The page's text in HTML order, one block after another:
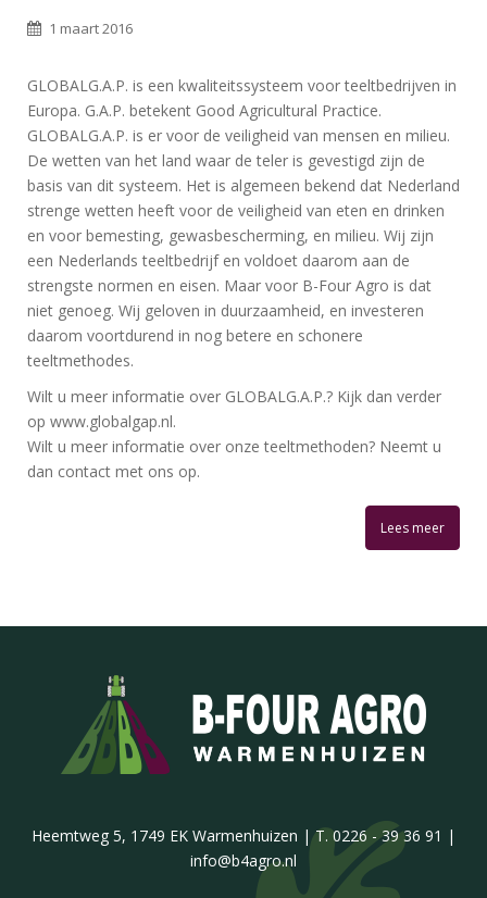
1 maart 2016
GLOBALG.A.P. is een kwaliteitssysteem voor teeltbedrijven in
Europa. G.A.P. betekent Good Agricultural Practice.
GLOBALG.A.P. is er voor de veiligheid van mensen en milieu.
De wetten van het land waar de teler is gevestigd zijn de
basis van dit systeem. Het is algemeen bekend dat Nederland
strenge wetten heeft voor de veiligheid van eten en drinken
en voor bemesting, gewasbescherming, en milieu. Wij zijn
een Nederlands teeltbedrijf en voldoet daarom aan de
strengste normen en eisen. Maar voor B-Four Agro is dat
niet genoeg. Wij geloven in duurzaamheid, en investeren
daarom voortdurend in nog betere en schonere
teeltmethodes.
Wilt u meer informatie over GLOBALG.A.P.? Kijk dan verder
op www.globalgap.nl.
Wilt u meer informatie over onze teeltmethoden? Neemt u
dan contact met ons op.
Lees meer
Heemtweg 5, 1749 EK Warmenhuizen | T. 0226 - 39 36 91 |
info@b4agro.nl